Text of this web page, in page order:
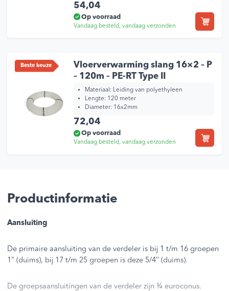
54,04
Op voorraad
Vandaag besteld, vandaag verzonden
Beste keuze
Vloerverwarming slang 16×2 – P
– 120m – PE-RT Type II
Materiaal: Leiding van polyethyleen
Lengte: 120 meter
Diameter: 16x2mm
72,04
Op voorraad
Vandaag besteld, vandaag verzonden
Productinformatie
Aansluiting
De primaire aansluiting van de verdeler is bij 1 t/m 16 groepen
1” (duims), bij 17 t/m 25 groepen is deze 5/4’’ (duims).
De groepsaansluitingen van de verdeler zijn ¾ euroconus.